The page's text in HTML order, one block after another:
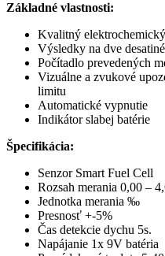
Základné vlastnosti:
Kvalitný
Výsledky na dve
Počítadlo prevedených
Vizuálne a zvukové
limitu
Automatické vypnutie
Indikátor slabej batérie
Špecifikácia:
Senzor Smart Fuel Cell
Rozsah merania 0,00 –
Jednotka merania ‰
Presnosť +-5%
Čas detekcie dychu 5s.
Napájanie 1x 9V batéria